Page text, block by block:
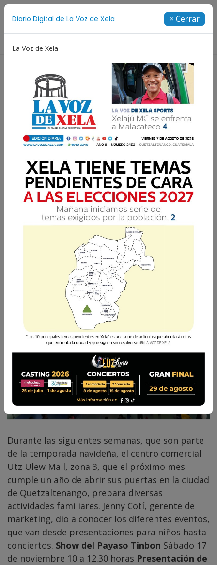
Diario Digital de La Voz de Xela × Cerrar
La Voz de Xela
Temporada navideña esta
cargada de actividades en
Utz Ulew Mall
La Voz de Xela · Redacción 15 Noviembre 2018 22:00
Durante las siguientes semanas, que son parte
de la temporada navideña, el centro comercial
Utz Ulew Mall, zona 3, que el próximo mes
cumple un año de abrir sus puertas en la ciudad
de Quetzaltenango, prepara diversas
actividades familiares. Jenny Cotí, gerente de
marketing, dio a conocer los diferentes eventos,
que van desde presentaciones para niños hasta
conciertos. Show del Payaso Tinbon Sábado 17
de noviembre 10 a 12.30 horas Presentación de